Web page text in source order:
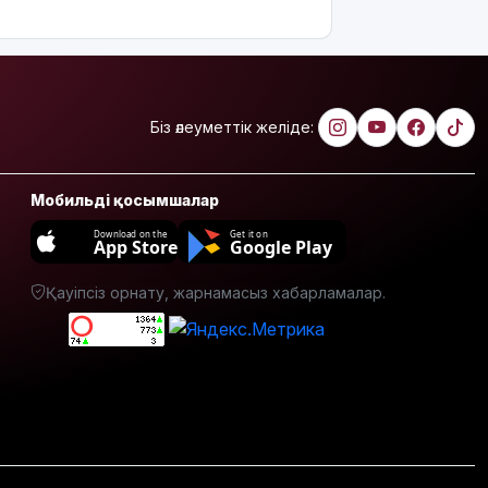
жатқан
үйден
Бейнебақылау
камераларына
қойылатын
талаптар
өзгереді
Доллар
құны 470
теңгеден
Біз әлеуметтік желіде:
Мобильді қосымшалар
Download on the
App Store
Get it on
Google Play
Қауіпсіз орнату, жарнамасыз хабарламалар.